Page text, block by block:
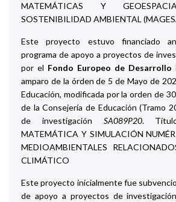
MATEMÁTICAS Y
SOSTENIBILIDAD AMBIENTAL
Este proyecto estuvo financiado
programa de apoyo a proyectos de
por el Fondo Europeo de Desarrollo
amparo de la órden de 5 de Mayo de
Educación, modificada por la orden de
de la Consejería de Educación (Tramo
de investigación SA089P20.
MATEMÁTICA Y SIMULACIÓN
MEDIOAMBIENTALES
CLIMÁTICO
Este proyecto inicialmente fue
de apoyo a proyectos de